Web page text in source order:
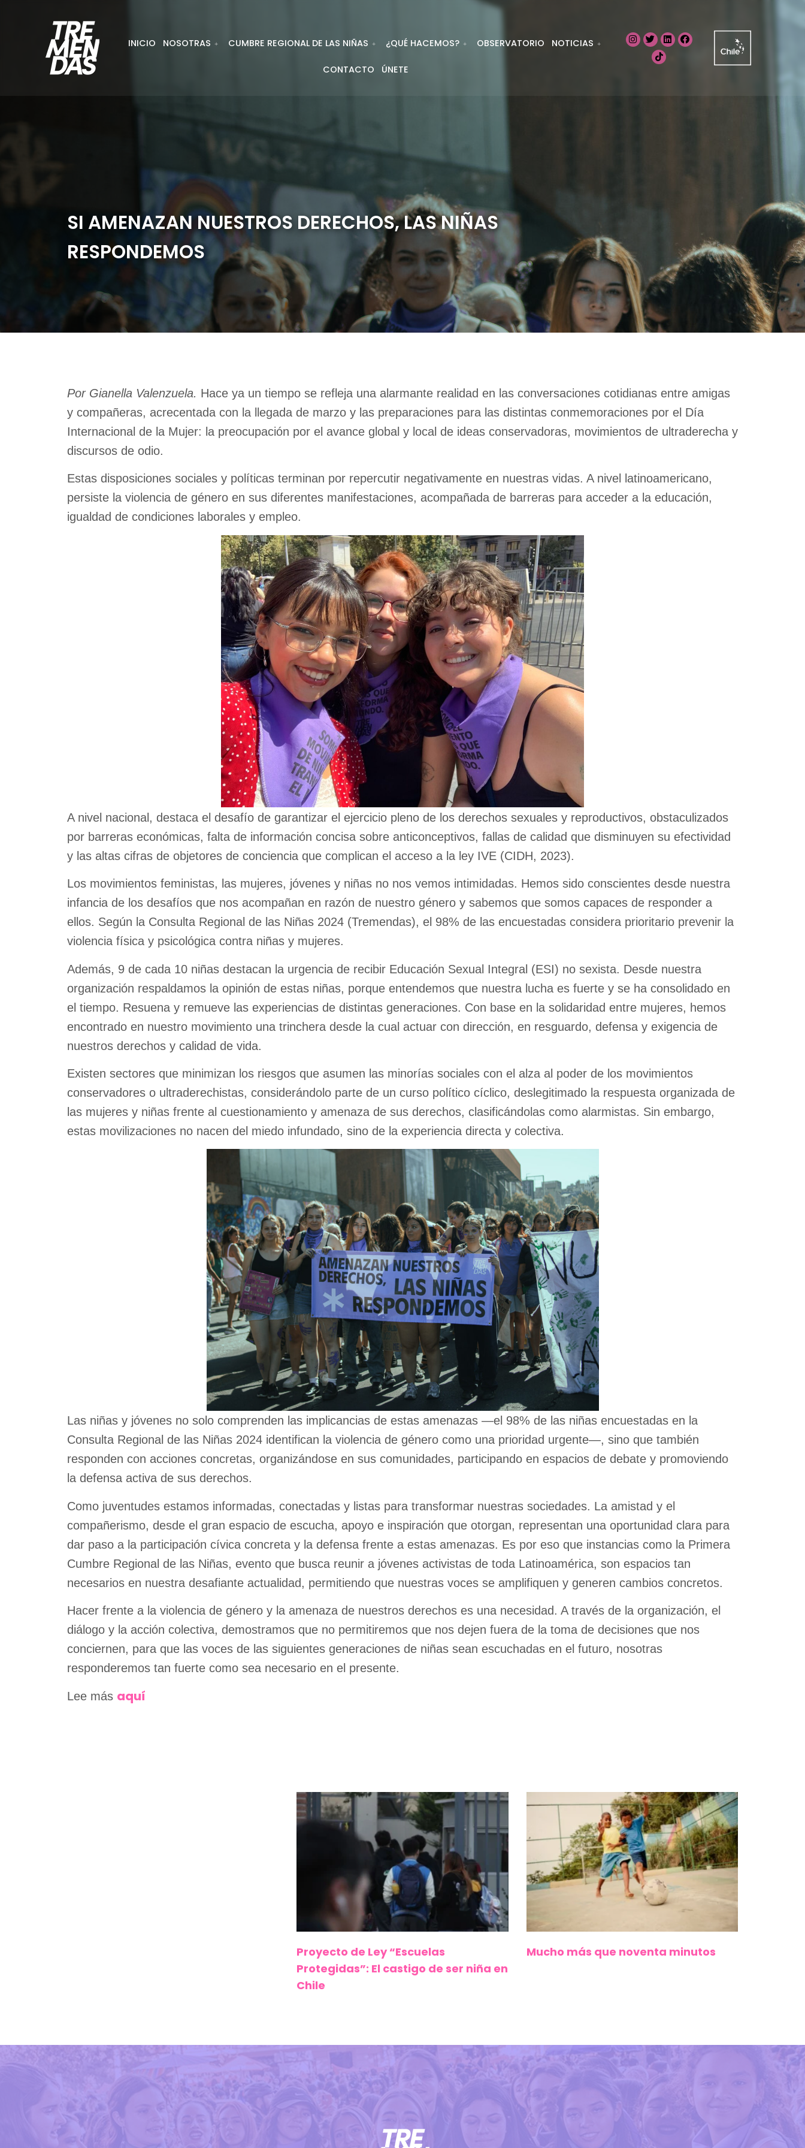
INICIO NOSOTRAS CUMBRE REGIONAL DE LAS NIÑAS ¿QUÉ HACEMOS? OBSERVATORIO NOTICIAS
CONTACTO ÚNETE
SI AMENAZAN NUESTROS DERECHOS, LAS NIÑAS
RESPONDEMOS
Por Gianella Valenzuela. Hace ya un tiempo se refleja una alarmante realidad en las conversaciones cotidianas entre amigas
y compañeras, acrecentada con la llegada de marzo y las preparaciones para las distintas conmemoraciones por el Día
Internacional de la Mujer: la preocupación por el avance global y local de ideas conservadoras, movimientos de ultraderecha y
discursos de odio.
Estas disposiciones sociales y políticas terminan por repercutir negativamente en nuestras vidas. A nivel latinoamericano,
persiste la violencia de género en sus diferentes manifestaciones, acompañada de barreras para acceder a la educación,
igualdad de condiciones laborales y empleo.
A nivel nacional, destaca el desafío de garantizar el ejercicio pleno de los derechos sexuales y reproductivos, obstaculizados
por barreras económicas, falta de información concisa sobre anticonceptivos, fallas de calidad que disminuyen su efectividad
y las altas cifras de objetores de conciencia que complican el acceso a la ley IVE (CIDH, 2023).
Los movimientos feministas, las mujeres, jóvenes y niñas no nos vemos intimidadas. Hemos sido conscientes desde nuestra
infancia de los desafíos que nos acompañan en razón de nuestro género y sabemos que somos capaces de responder a
ellos. Según la Consulta Regional de las Niñas 2024 (Tremendas), el 98% de las encuestadas considera prioritario prevenir la
violencia física y psicológica contra niñas y mujeres.
Además, 9 de cada 10 niñas destacan la urgencia de recibir Educación Sexual Integral (ESI) no sexista. Desde nuestra
organización respaldamos la opinión de estas niñas, porque entendemos que nuestra lucha es fuerte y se ha consolidado en
el tiempo. Resuena y remueve las experiencias de distintas generaciones. Con base en la solidaridad entre mujeres, hemos
encontrado en nuestro movimiento una trinchera desde la cual actuar con dirección, en resguardo, defensa y exigencia de
nuestros derechos y calidad de vida.
Existen sectores que minimizan los riesgos que asumen las minorías sociales con el alza al poder de los movimientos
conservadores o ultraderechistas, considerándolo parte de un curso político cíclico, deslegitimado la respuesta organizada de
las mujeres y niñas frente al cuestionamiento y amenaza de sus derechos, clasificándolas como alarmistas. Sin embargo,
estas movilizaciones no nacen del miedo infundado, sino de la experiencia directa y colectiva.
Las niñas y jóvenes no solo comprenden las implicancias de estas amenazas —el 98% de las niñas encuestadas en la
Consulta Regional de las Niñas 2024 identifican la violencia de género como una prioridad urgente—, sino que también
responden con acciones concretas, organizándose en sus comunidades, participando en espacios de debate y promoviendo
la defensa activa de sus derechos.
Como juventudes estamos informadas, conectadas y listas para transformar nuestras sociedades. La amistad y el
compañerismo, desde el gran espacio de escucha, apoyo e inspiración que otorgan, representan una oportunidad clara para
dar paso a la participación cívica concreta y la defensa frente a estas amenazas. Es por eso que instancias como la Primera
Cumbre Regional de las Niñas, evento que busca reunir a jóvenes activistas de toda Latinoamérica, son espacios tan
necesarios en nuestra desafiante actualidad, permitiendo que nuestras voces se amplifiquen y generen cambios concretos.
Hacer frente a la violencia de género y la amenaza de nuestros derechos es una necesidad. A través de la organización, el
diálogo y la acción colectiva, demostramos que no permitiremos que nos dejen fuera de la toma de decisiones que nos
conciernen, para que las voces de las siguientes generaciones de niñas sean escuchadas en el futuro, nosotras
responderemos tan fuerte como sea necesario en el presente.
Lee más aquí
Proyecto de Ley “Escuelas
Protegidas”: El castigo de ser niña en
Chile
Mucho más que noventa minutos